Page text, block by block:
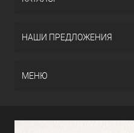
НАШИ ПРЕДЛОЖЕНИЯ
МЕНЮ